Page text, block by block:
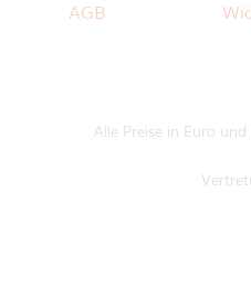
AGB
Alle Preise in Euro